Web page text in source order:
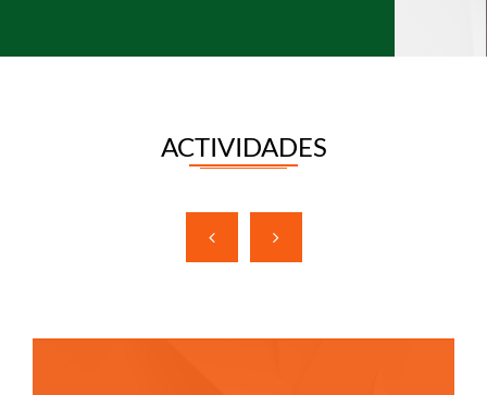
ACTIVIDADES